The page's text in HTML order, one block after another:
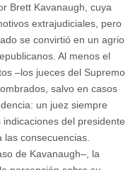
Brett Kavanaugh, cuya
extrajudiciales, pero
se convirtió en un agrio
Al menos el
–los jueces del Supremo
salvo en casos
un juez siempre
del presidente
consecuencias.
de Kavanaugh–, la